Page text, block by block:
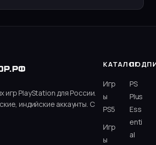
игр PlayStation для России.
индийские аккаунты. С
КАТАЛОГ
Игр
ы
PS5
Игр
ы
PS
Plus
Ess
enti
al